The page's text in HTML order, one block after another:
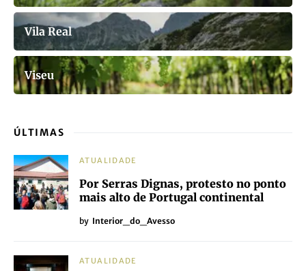
Vila Real
Viseu
ÚLTIMAS
ATUALIDADE
Por Serras Dignas, protesto no ponto
mais alto de Portugal continental
by Interior_do_Avesso
ATUALIDADE